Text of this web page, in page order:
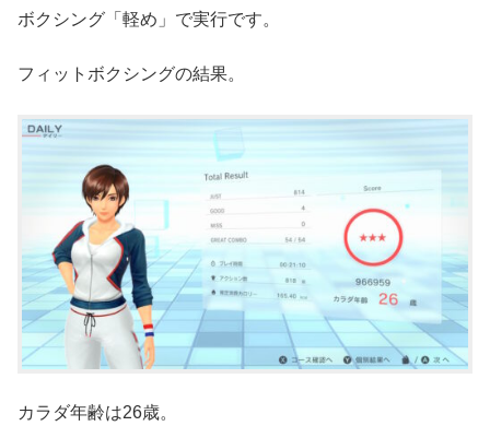
ボクシング「軽め」で実行です。
フィットボクシングの結果。
カラダ年齢は26歳。